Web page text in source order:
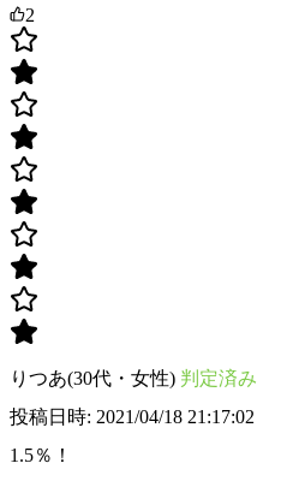
2
りつあ(30代・女性) 判定済み
投稿日時: 2021/04/18 21:17:02
1.5％！